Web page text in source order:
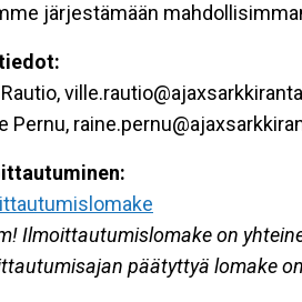
järjestämään
Pernu,
Ilmoittautumislomake on
päätyttyä lomake